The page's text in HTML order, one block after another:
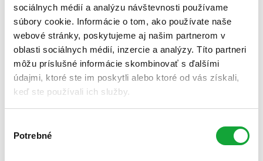
sociálnych médií a analýzu návštevnosti používame
súbory cookie. Informácie o tom, ako používate naše
webové stránky, poskytujeme aj našim partnerom v
oblasti sociálnych médií, inzercie a analýzy. Títo partneri
môžu príslušné informácie skombinovať s ďalšími
údajmi, ktoré ste im poskytli alebo ktoré od vás získali,
keď ste používali ich služby.
súhlasu
Potrebné